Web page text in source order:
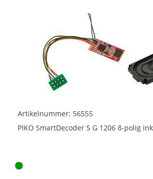
Artikelnummer: 56555
PIKO SmartDecoder S G 1206 8-polig